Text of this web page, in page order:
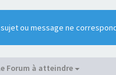
sujet ou message ne
Forum à atteindre